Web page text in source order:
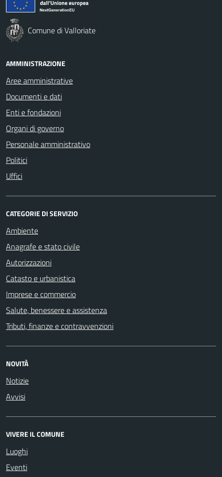
Comune di Valloriate
AMMINISTRAZIONE
Aree amministrative
Documenti e dati
Enti e fondazioni
Organi di governo
Personale amministrativo
Politici
Uffici
CATEGORIE DI SERVIZIO
Ambiente
Anagrafe e stato civile
Autorizzazioni
Catasto e urbanistica
Imprese e commercio
Salute, benessere e assistenza
Tributi, finanze e contravvenzioni
NOVITÀ
Notizie
Avvisi
VIVERE IL COMUNE
Luoghi
Eventi